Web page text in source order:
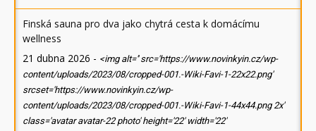
Finská sauna pro dva jako chytrá cesta k domácímu
wellness
21 dubna 2026 - <img alt='' src='https://www.novinkyin.cz/wp-
content/uploads/2023/08/cropped-001.-Wiki-Favi-1-22x22.png'
srcset='https://www.novinkyin.cz/wp-
content/uploads/2023/08/cropped-001.-Wiki-Favi-1-44x44.png 2x'
class='avatar avatar-22 photo' height='22' width='22'